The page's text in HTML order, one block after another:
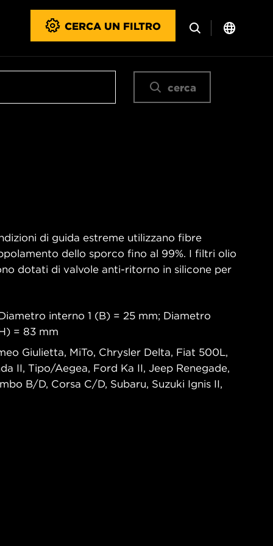
CERCA UN FILTRO
cerca
di guida estreme utilizzano fibre
dello sporco fino al 99%. I filtri olio
dotati di valvole anti-ritorno in silicone per
interno 1 (B) = 25 mm; Diametro
= 83 mm
Giulietta, MiTo, Chrysler Delta, Fiat 500L,
II, Tipo/Aegea, Ford Ka II, Jeep Renegade,
B/D, Corsa C/D, Subaru, Suzuki Ignis II,